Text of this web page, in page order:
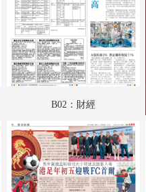
B02：財經